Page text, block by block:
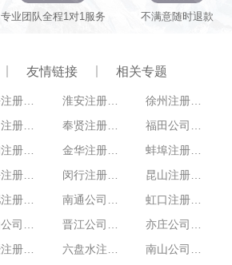
专业团队全程1对1服务 不满意随时退款
友情链接 相关专题
淮安注册公司
奉贤注册公司
金华注册公司
闵行注册公司